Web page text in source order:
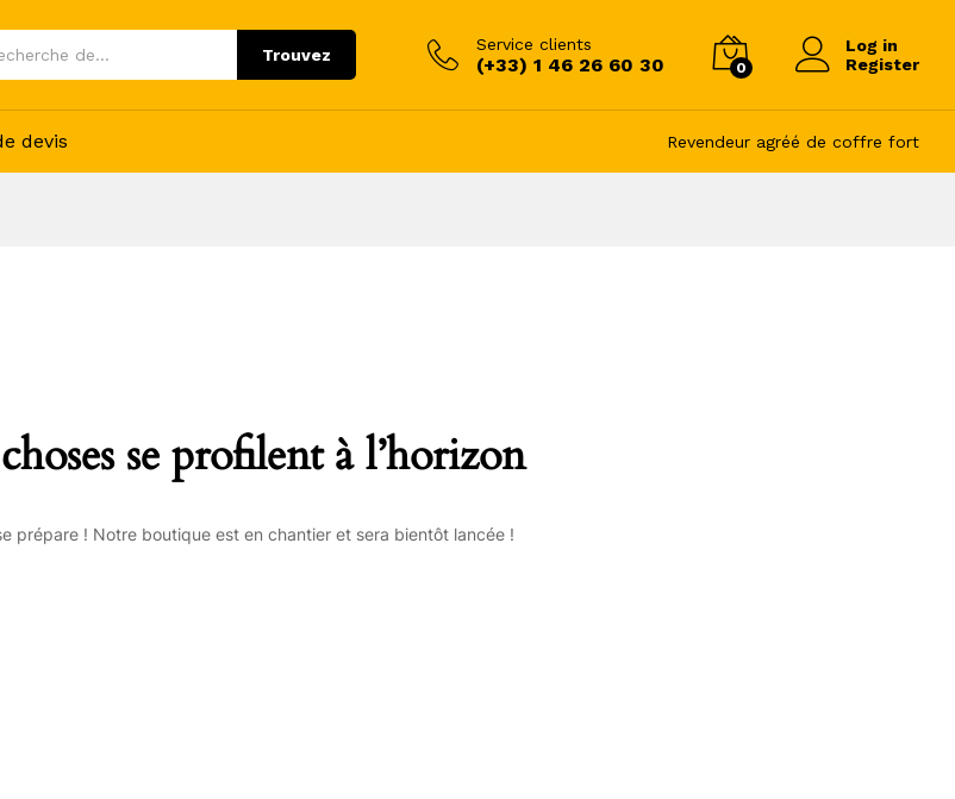
Trouvez
Service clients
(+33) 1 46 26 60 30 0
Log in
Register
devis Revendeur agréé de coffre fort
se profilent à l’horizon
prépare ! Notre boutique est en chantier et sera bientôt lancée !